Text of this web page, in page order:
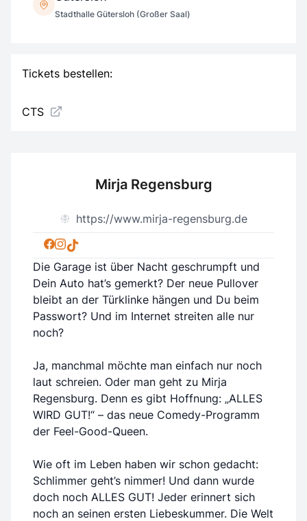
Stadthalle Gütersloh (Großer Saal)
Tickets bestellen:
CTS
Mirja Regensburg
https://www.mirja-regensburg.de
Die Garage ist über Nacht geschrumpft und
Dein Auto hat’s gemerkt? Der neue Pullover
bleibt an der Türklinke hängen und Du beim
Passwort? Und im Internet streiten alle nur
noch?
Ja, manchmal möchte man einfach nur noch
laut schreien. Oder man geht zu Mirja
Regensburg. Denn es gibt Hoffnung: „ALLES
WIRD GUT!“ – das neue Comedy-Programm
der Feel-Good-Queen.
Wie oft im Leben haben wir schon gedacht:
Schlimmer geht’s nimmer! Und dann wurde
doch noch ALLES GUT! Jeder erinnert sich
noch an seinen ersten Liebeskummer. Die Welt